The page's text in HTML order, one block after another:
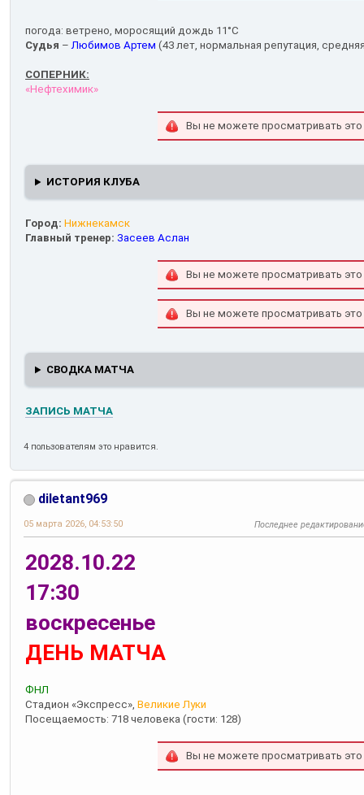
погода: ветрено, моросящий дождь 11°С
Судья –Любимов Артем (43 лет, нормальная репутация,
СОПЕРНИК:
«Нефтехимик»
Вы не можете просматривать
ИСТОРИЯ КЛУБА
Город: Нижнекамск
Главный тренер: Засеев Аслан
Вы не можете просматривать
Вы не можете просматривать
СВОДКА МАТЧА
ЗАПИСЬ МАТЧА
4 пользователям это нравится.
diletant969
05 марта 2026, 04:53:50 Последнее
2028.10.22
17:30
воскресенье
ДЕНЬ МАТЧА
ФНЛ
Стадион «Экспресс», Великие Луки
Посещаемость: 718 человека (гости: 128)
Вы не можете просматривать